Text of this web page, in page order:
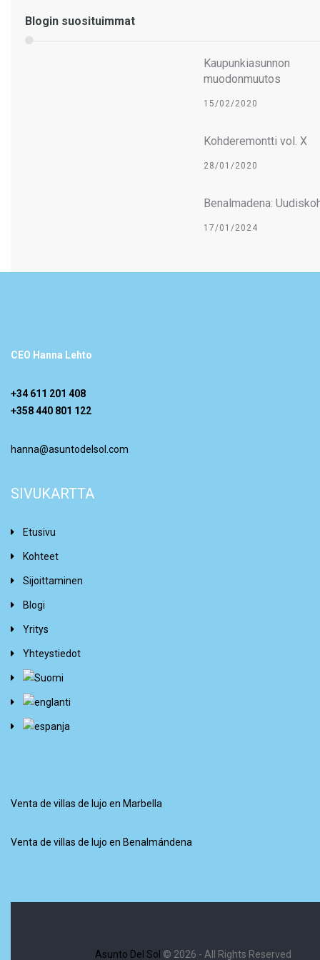
Blogin suosituimmat
Kaupunkiasunnon
muodonmuutos
15/02/2020
Kohderemontti vol. X
28/01/2020
Benalmadena:
17/01/2024
CEO Hanna Lehto
+34 611 201 408
+358 440 801 122
hanna@asuntodelsol.com
SIVUKARTTA
Etusivu
Kohteet
Sijoittaminen
Blogi
Yritys
Yhteystiedot
Venta de villas de lujo en Marbella
Venta de villas de lujo en Benalmándena
Asunto Del Sol © 2026 - All Rights Reserved